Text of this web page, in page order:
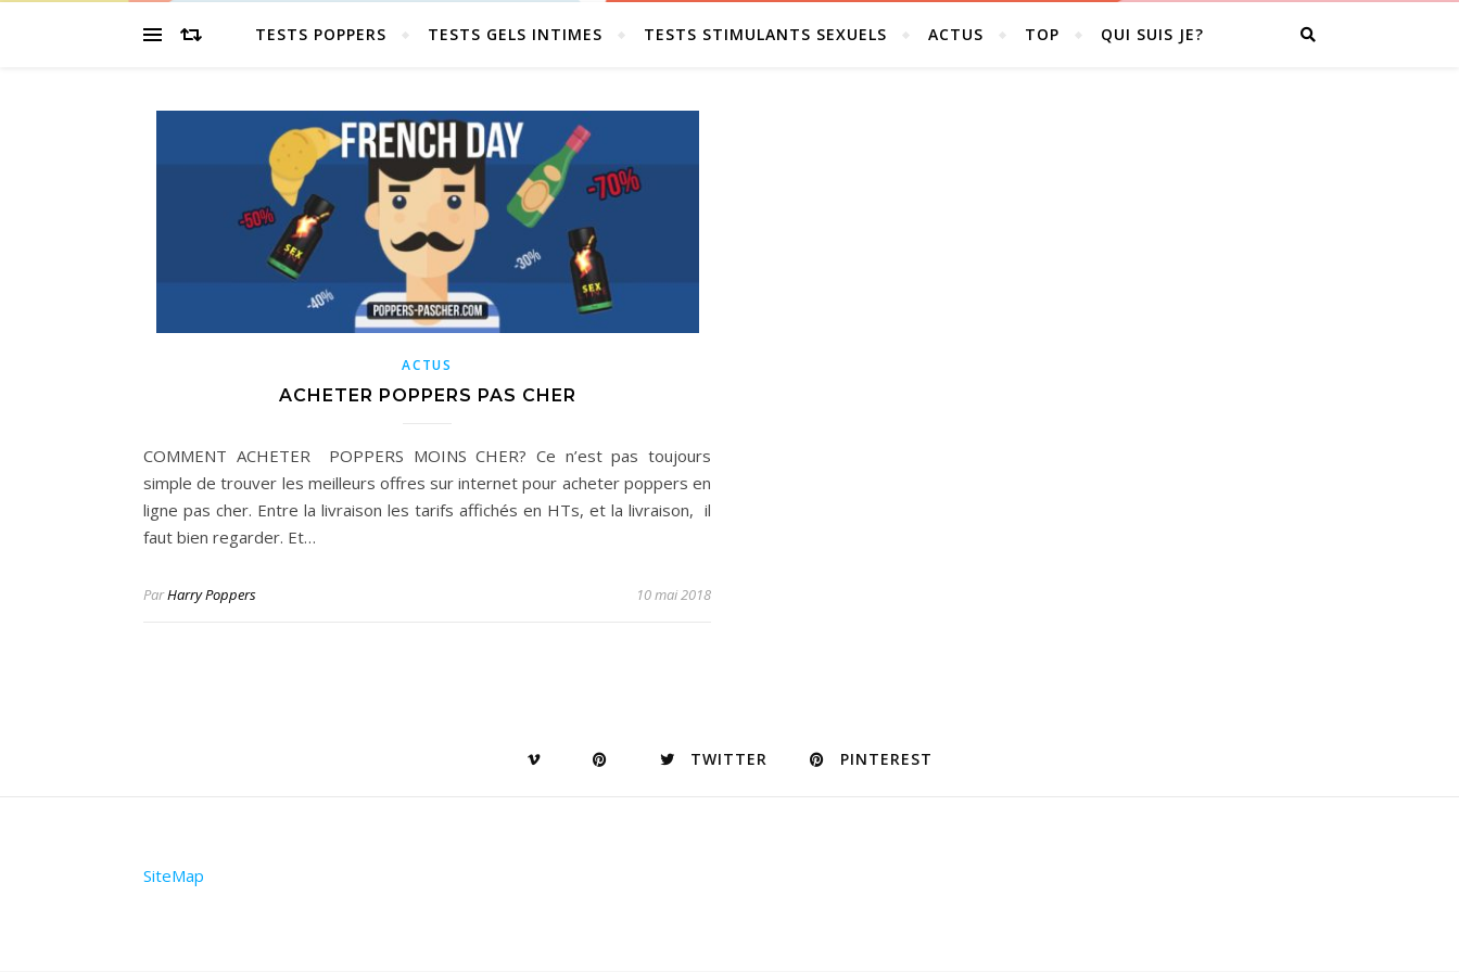
TESTS POPPERS TESTS GELS INTIMES TESTS STIMULANTS SEXUELS ACTUS TOP QUI SUIS JE?
ACTUS
ACHETER POPPERS PAS CHER
COMMENT ACHETER POPPERS MOINS CHER? Ce n’est pas toujours
simple de trouver les meilleurs offres sur internet pour acheter poppers en
ligne pas cher. Entre la livraison les tarifs affichés en HTs, et la livraison, il
faut bien regarder. Et…
ParHarry Poppers 10 mai 2018
TWITTER PINTEREST
SiteMap